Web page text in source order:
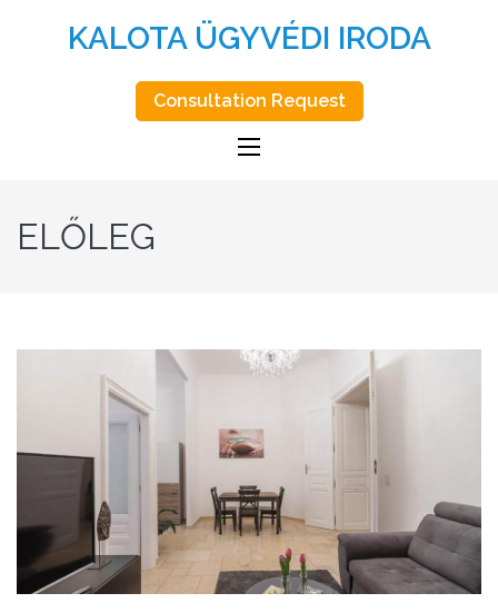
KALOTA ÜGYVÉDI IRODA
Consultation Request
ELŐLEG